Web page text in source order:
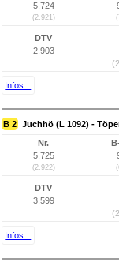
5.724
(2.921)
DTV
2.903
Infos...
B 2 Juchhö (L 1092) -
Nr.
5.725
(2.922)
DTV
3.599
Infos...